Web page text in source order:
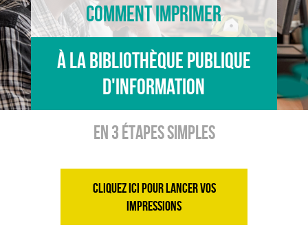
Comment imprimer
à la Bibliothèque publique
d'information
En 3 ÉTAPES SIMPLES
CLIQUEZ ICI POUR LANCER VOS
IMPRESSIONS